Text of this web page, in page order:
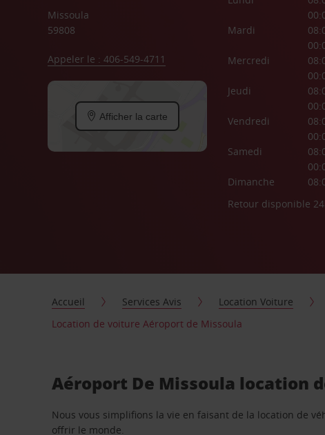
Missoula
59808
Appeler le : 406-549-4711
Afficher la carte
Mardi
Mercredi
Jeudi
Vendredi
Samedi
Dimanche
Retour disponible
Accueil Services Avis Location Voiture
Location de voiture Aéroport de Missoula
Aéroport De Missoula location
Nous vous simplifions la vie en faisant de la location de
offrir le monde.